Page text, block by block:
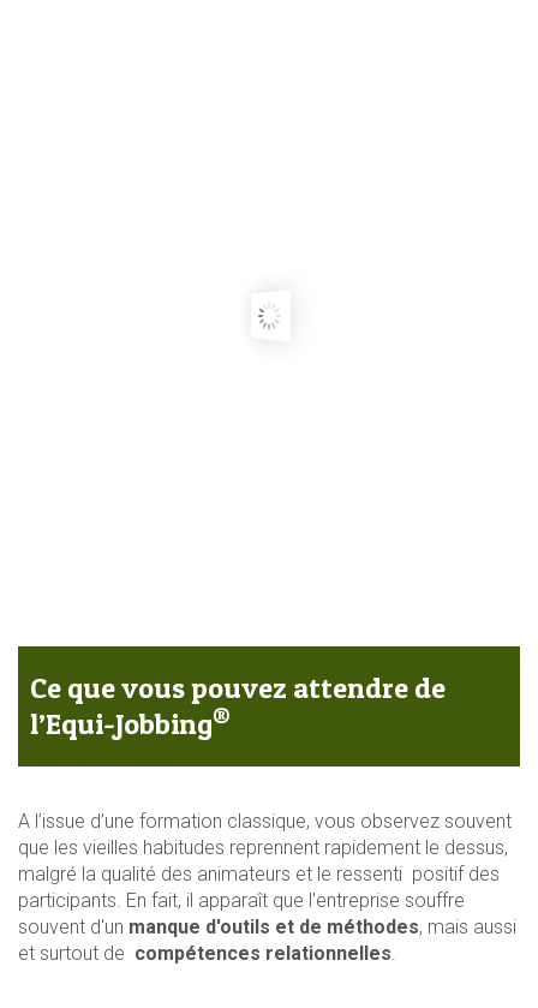
Ce que vous pouvez attendre de
l’Equi-Jobbing®
A l’issue d’une formation classique, vous observez souvent
que les vieilles habitudes reprennent rapidement le dessus,
malgré la qualité des animateurs et le ressenti positif des
participants. En fait, il apparaît que l'entreprise souffre
souvent d'un manque d'outils et de méthodes, mais aussi
et surtout de compétences relationnelles.